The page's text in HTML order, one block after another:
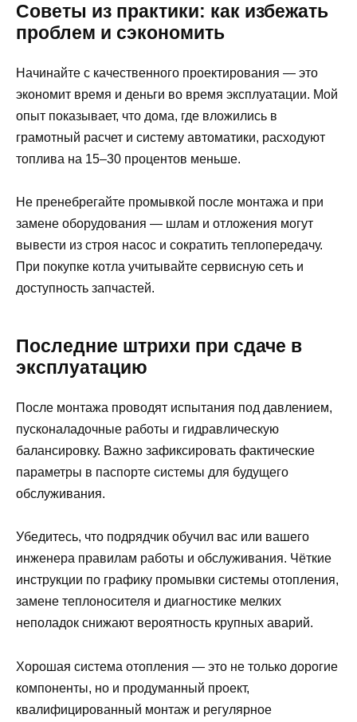
Советы из практики: как избежать
проблем и сэкономить
Начинайте с качественного проектирования — это
экономит время и деньги во время эксплуатации. Мой
опыт показывает, что дома, где вложились в
грамотный расчет и систему автоматики, расходуют
топлива на 15–30 процентов меньше.
Не пренебрегайте промывкой после монтажа и при
замене оборудования — шлам и отложения могут
вывести из строя насос и сократить теплопередачу.
При покупке котла учитывайте сервисную сеть и
доступность запчастей.
Последние штрихи при сдаче в
эксплуатацию
После монтажа проводят испытания под давлением,
пусконаладочные работы и гидравлическую
балансировку. Важно зафиксировать фактические
параметры в паспорте системы для будущего
обслуживания.
Убедитесь, что подрядчик обучил вас или вашего
инженера правилам работы и обслуживания. Чёткие
инструкции по графику промывки системы отопления,
замене теплоносителя и диагностике мелких
неполадок снижают вероятность крупных аварий.
Хорошая система отопления — это не только дорогие
компоненты, но и продуманный проект,
квалифицированный монтаж и регулярное